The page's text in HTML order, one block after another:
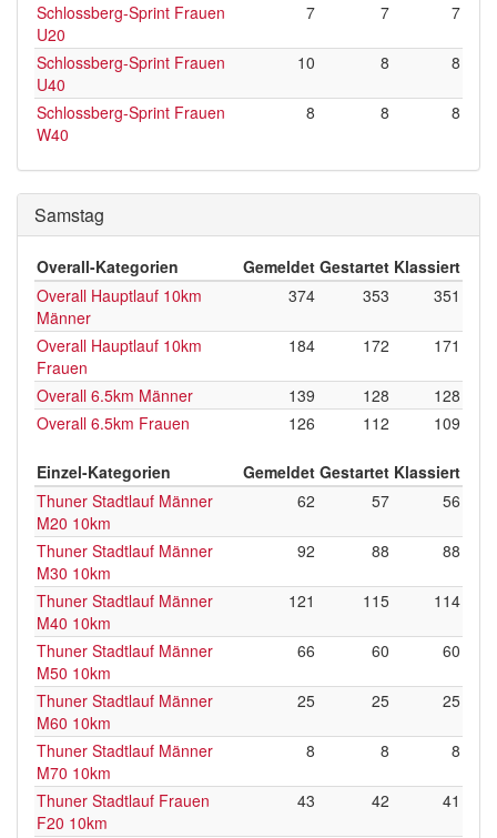
Schlossberg-Sprint Frauen
U20
7 7 7
Schlossberg-Sprint Frauen
U40
10 8 8
Schlossberg-Sprint Frauen
W40
8 8 8
Samstag
Overall-Kategorien Gemeldet Gestartet Klassiert
Overall Hauptlauf 10km
Männer
374 353 351
Overall Hauptlauf 10km
Frauen
184 172 171
Overall 6.5km Männer 139 128
128
Overall 6.5km Frauen
126 112 109
Einzel-Kategorien Gemeldet Gestartet Klassiert
Thuner Stadtlauf Männer
M20 10km
62 57 56
Thuner Stadtlauf Männer
M30 10km
92 88 88
Thuner Stadtlauf Männer
M40 10km
121 115 114
Thuner Stadtlauf Männer
M50 10km
66 60 60
Thuner Stadtlauf Männer
M60 10km
25 25 25
Thuner Stadtlauf Männer
M70 10km
8 8 8
Thuner Stadtlauf Frauen
F20 10km
43 42 41